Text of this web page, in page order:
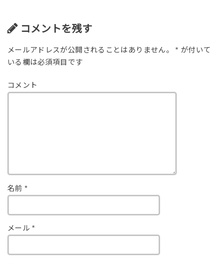
コメントを残す
メールアドレスが公開されることはありません。 * が付いて
いる欄は必須項目です
コメント
名前 *
メール*